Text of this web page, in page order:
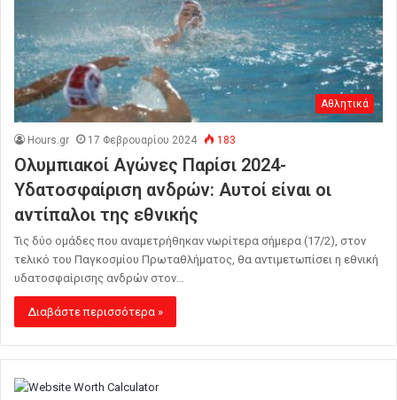
Αθλητικά
Hours.gr 17 Φεβρουαρίου 2024 183
Ολυμπιακοί Αγώνες Παρίσι 2024-
Υδατοσφαίριση ανδρών: Αυτοί είναι οι
αντίπαλοι της εθνικής
Τις δύο ομάδες που αναμετρήθηκαν νωρίτερα σήμερα (17/2), στον
τελικό του Παγκοσμίου Πρωταθλήματος, θα αντιμετωπίσει η εθνική
υδατοσφαίρισης ανδρών στον…
Διαβάστε περισσότερα »